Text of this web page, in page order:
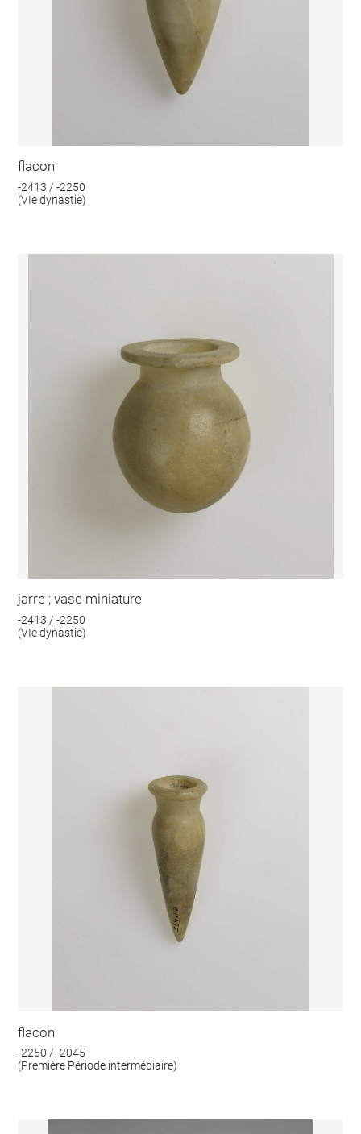
flacon
-2413 / -2250
(VIe dynastie)
jarre ; vase miniature
-2413 / -2250
(VIe dynastie)
flacon
-2250 / -2045
(Première Période intermédiaire)